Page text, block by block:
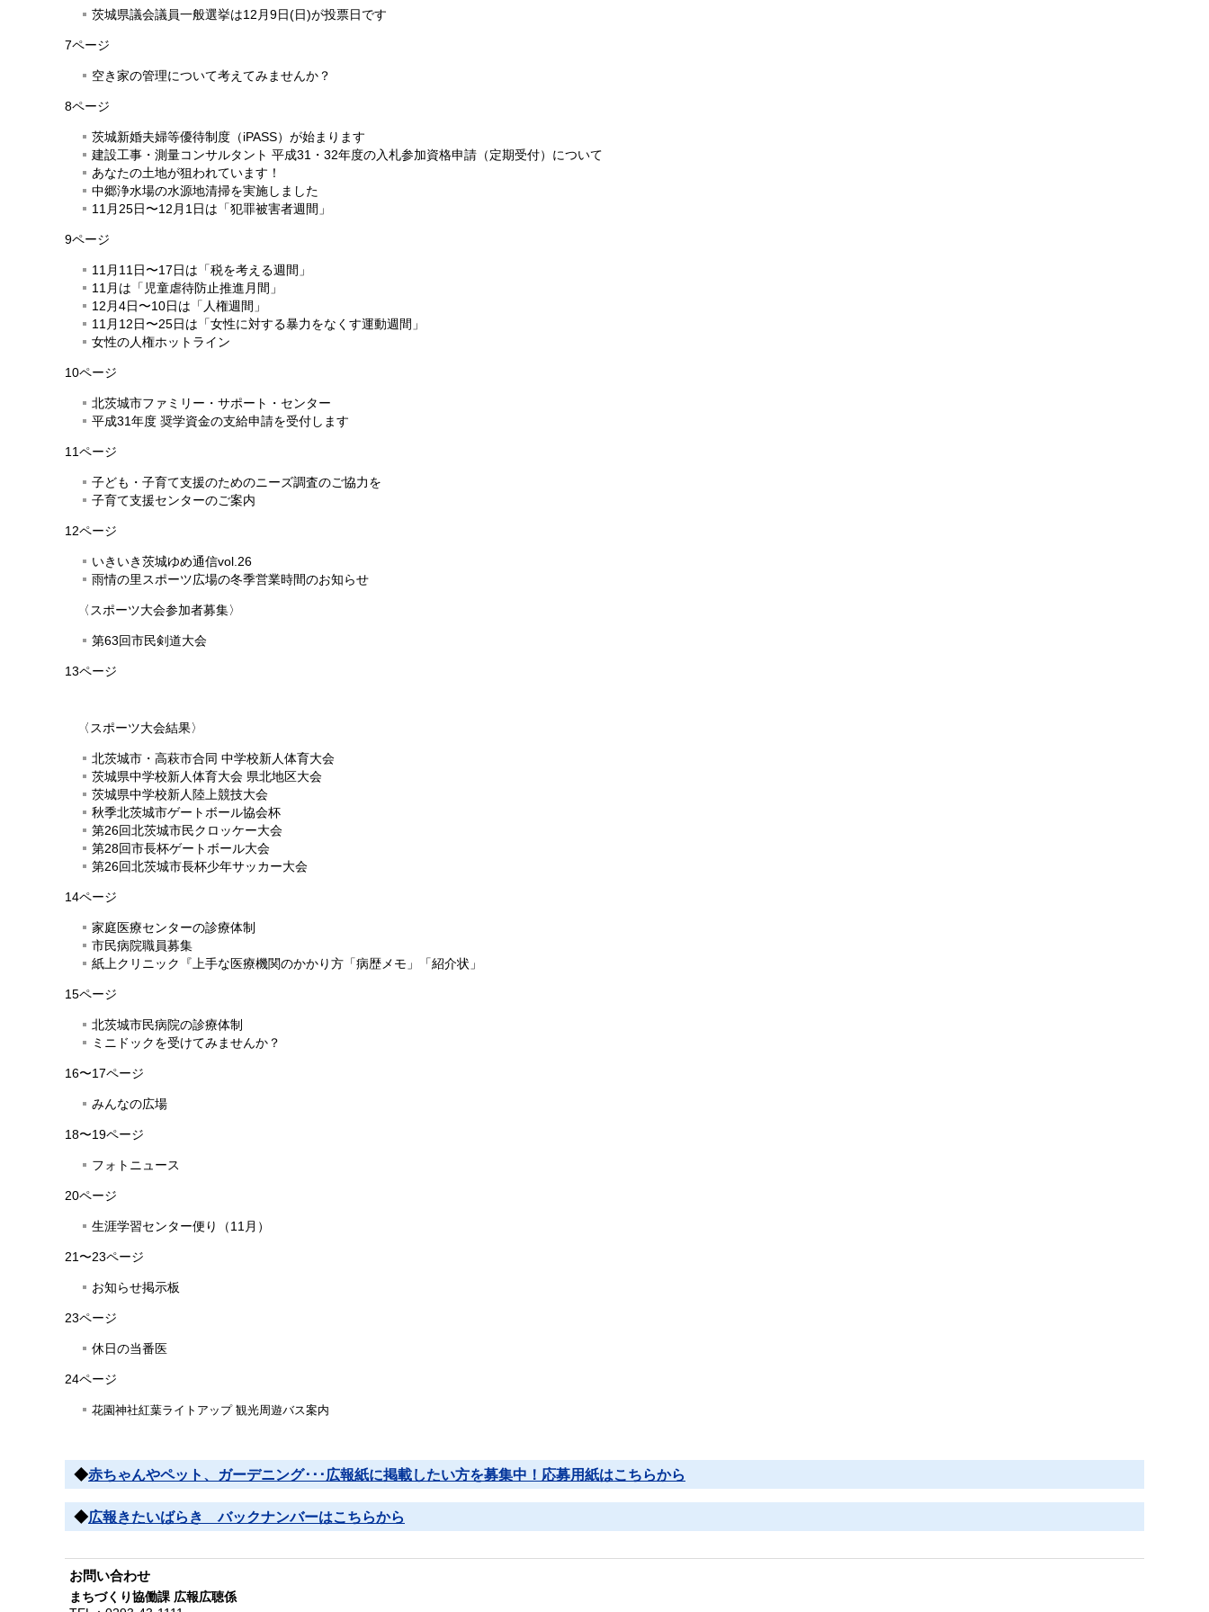
茨城県議会議員一般選挙は12月9日(日)が投票日です
7ページ
空き家の管理について考えてみませんか？
8ページ
茨城新婚夫婦等優待制度（iPASS）が始まります
建設工事・測量コンサルタント 平成31・32年度の入札参加資格申請（定期受付）について
あなたの土地が狙われています！
中郷浄水場の水源地清掃を実施しました
11月25日〜12月1日は「犯罪被害者週間」
9ページ
11月11日〜17日は「税を考える週間」
11月は「児童虐待防止推進月間」
12月4日〜10日は「人権週間」
11月12日〜25日は「女性に対する暴力をなくす運動週間」
女性の人権ホットライン
10ページ
北茨城市ファミリー・サポート・センター
平成31年度 奨学資金の支給申請を受付します
11ページ
子ども・子育て支援のためのニーズ調査のご協力を
子育て支援センターのご案内
12ページ
いきいき茨城ゆめ通信vol.26
雨情の里スポーツ広場の冬季営業時間のお知らせ
〈スポーツ大会参加者募集〉
第63回市民剣道大会
13ページ
〈スポーツ大会結果〉
北茨城市・高萩市合同 中学校新人体育大会
茨城県中学校新人体育大会 県北地区大会
茨城県中学校新人陸上競技大会
秋季北茨城市ゲートボール協会杯
第26回北茨城市民クロッケー大会
第28回市長杯ゲートボール大会
第26回北茨城市長杯少年サッカー大会
14ページ
家庭医療センターの診療体制
市民病院職員募集
紙上クリニック『上手な医療機関のかかり方「病歴メモ」「紹介状」
15ページ
北茨城市民病院の診療体制
ミニドックを受けてみませんか？
16〜17ページ
みんなの広場
18〜19ページ
フォトニュース
20ページ
生涯学習センター便り（11月）
21〜23ページ
お知らせ掲示板
23ページ
休日の当番医
24ページ
花園神社紅葉ライトアップ 観光周遊バス案内
◆赤ちゃんやペット、ガーデニング･･･広報紙に掲載したい方を募集中！ 応募用紙はこちらから
◆広報きたいばらき バックナンバーはこちらから
お問い合わせ
まちづくり協働課 広報広聴係